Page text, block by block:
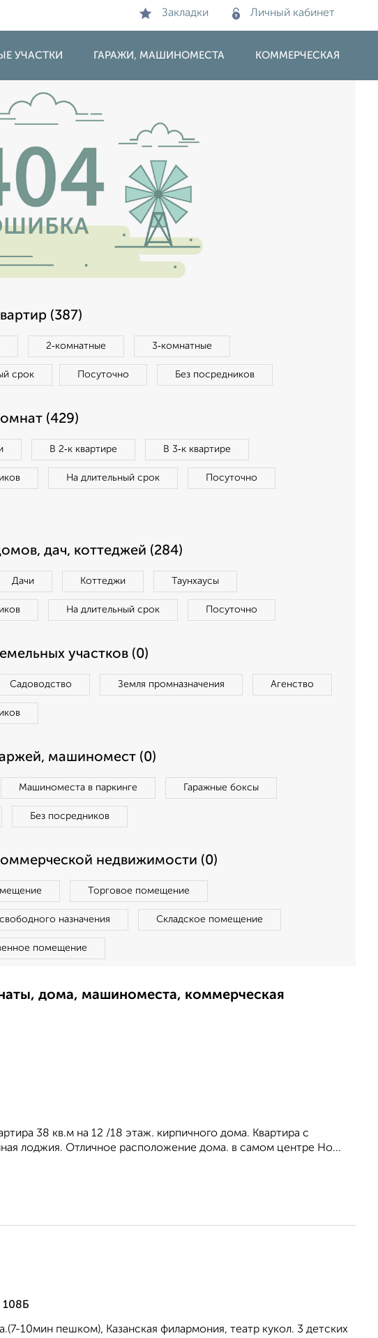
Закладки Личный кабинет
УЧАСТКИ ГАРАЖИ, МАШИНОМЕСТА КОММЕРЧЕСКАЯ
(387)
2‑комнатные 3‑комнатные
срок Посуточно Без посредников
(429)
В 2‑к квартире В 3‑к квартире
На длительный срок Посуточно
дач, коттеджей (284)
Дачи Коттеджи Таунхаусы
На длительный срок Посуточно
участков (0)
Садоводство Земля промназначения Агенство
машиномест (0)
Машиноместа в паркинге Гаражные боксы
Без посредников
недвижимости (0)
Торговое помещение
назначения Складское помещение
помещение
дома, машиноместа, коммерческая
38 кв.м на 12 /18 этаж. кирпичного дома. Квартира с
лоджия. Отличное расположение дома. в самом центре Но...
10мин пешком), Казанская филармония, театр кукол. 3 детских